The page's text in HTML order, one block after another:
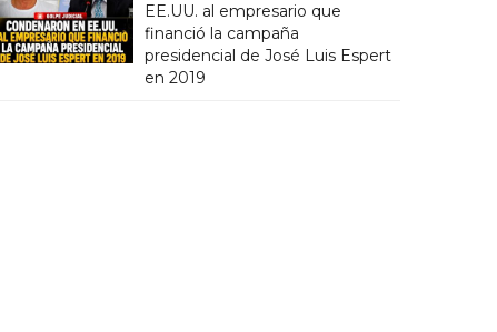
EE.UU. al empresario que
financió la campaña
presidencial de José Luis Espert
en 2019